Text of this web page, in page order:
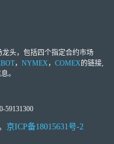
头，包括四个指定合约市场
， NYMEX， COMEX的链接,
。
59131300
京ICP备18015631号-2